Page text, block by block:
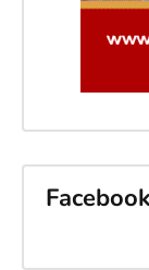
Facebook